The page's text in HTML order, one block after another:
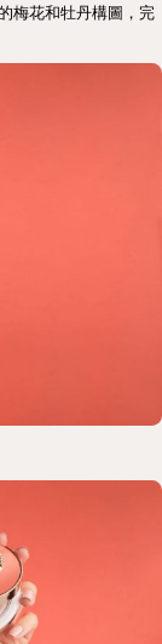
梅花和牡丹構圖，完